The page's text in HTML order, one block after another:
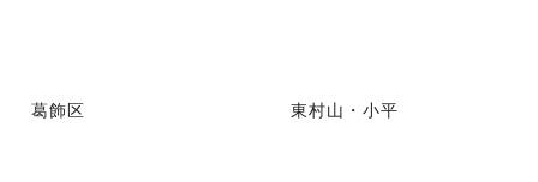
葛飾区 東村山・小平